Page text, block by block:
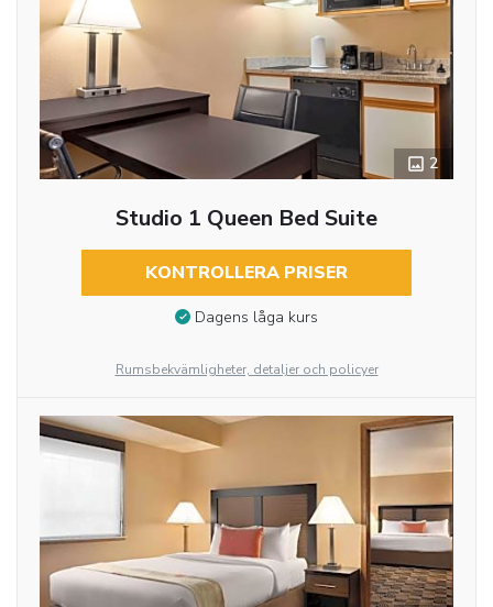
2
Studio 1 Queen Bed Suite
KONTROLLERA PRISER
Dagens låga kurs
Rumsbekvämligheter, detaljer och policyer